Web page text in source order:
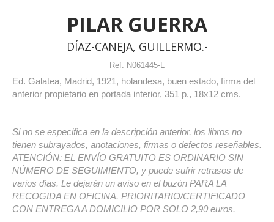
PILAR GUERRA
DÍAZ-CANEJA, GUILLERMO.-
Ref: N061445-L
Ed. Galatea, Madrid, 1921, holandesa, buen estado, firma del
anterior propietario en portada interior, 351 p., 18x12 cms.
Si no se especifica en la descripción anterior, los libros no
tienen subrayados, anotaciones, firmas o defectos reseñables.
ATENCIÓN: EL ENVÍO GRATUITO ES ORDINARIO SIN
NÚMERO DE SEGUIMIENTO, y puede sufrir retrasos de
varios días. Le dejarán un aviso en el buzón PARA LA
RECOGIDA EN OFICINA. PRIORITARIO/CERTIFICADO
CON ENTREGA A DOMICILIO POR SOLO 2,90 euros.